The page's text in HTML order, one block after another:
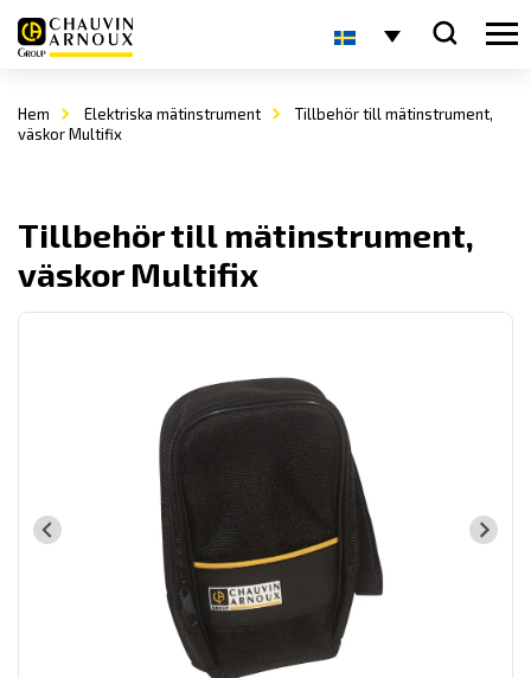
Hem Elektriska mätinstrument
Tillbehör till mätinstrument,
väskor Multifix
Tillbehör till mätinstrument,
väskor Multifix